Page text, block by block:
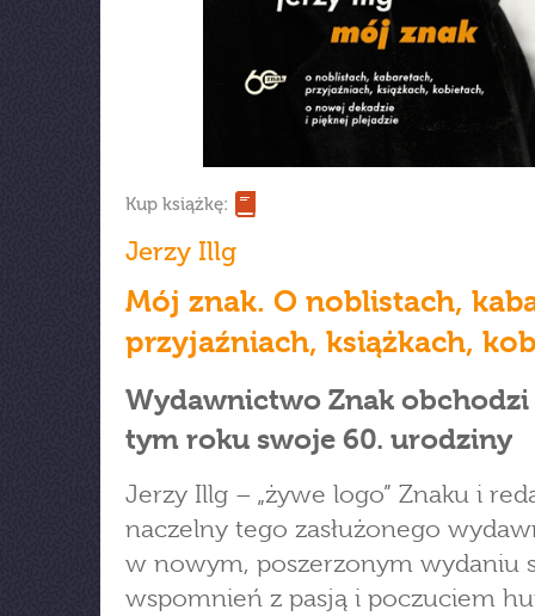
Kup książkę:
Jerzy Illg
Mój znak. O noblistach,
przyjaźniach, książkach,
Wydawnictwo Znak
tym roku swoje 60. urodziny
Jerzy Illg – „żywe logo” Znaku i
naczelny tego zasłużonego
w nowym, poszerzonym wydaniu
wspomnień z pasją i poczuciem